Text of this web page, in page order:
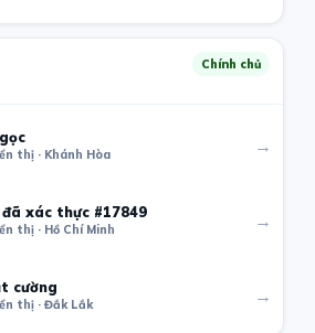
Chính chủ
thị · Khánh Hòa →
xác thực #17849
thị · Hồ Chí Minh →
cường
thị · Đắk Lắk →